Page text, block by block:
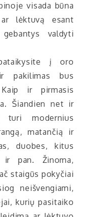
visada būna
lėktuvą esant
valdyti
į oro
pakilimas bus
Kaip ir pirmasis
Šiandien net ir
modernius
matančią ir
duobes, kitus
ir pan. Žinoma,
staigūs pokyčiai
neišvengiami,
kurių pasitaiko